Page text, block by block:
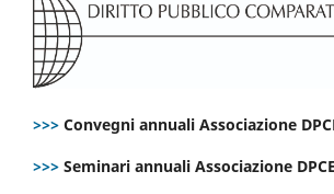
>>> Convegni annuali Associazione
>>> Seminari annuali Associazione DPCE